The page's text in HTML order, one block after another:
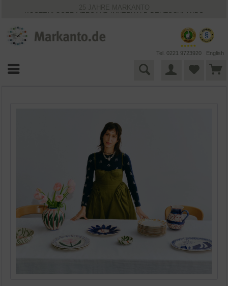
25 JAHRE MARKANTO
KOSTENLOSER VERSAND INNERHALB DEUTSCHLANDS
VIELFÄLTIGE ZAHLUNGSMÖGLICHKEITEN
BESTPRICE-GARANTIE
Tel. 0221 9723920 English